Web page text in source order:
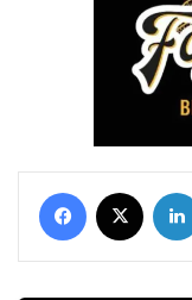
Facebook